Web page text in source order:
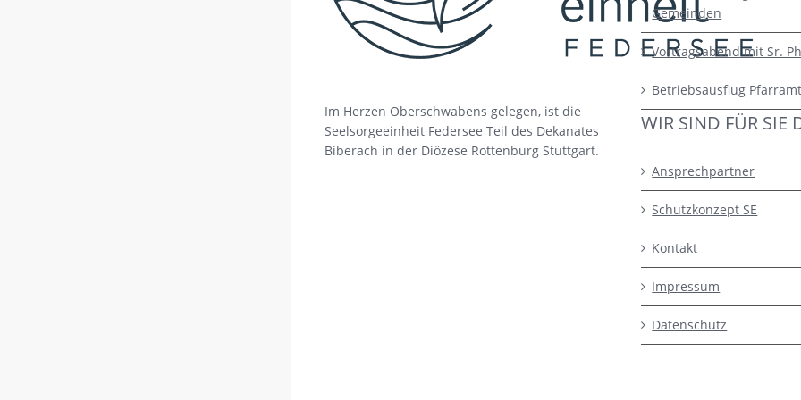
Im Herzen Oberschwabens gelegen, ist die
Seelsorgeeinheit Federsee Teil des Dekanates
Biberach in der Diözese Rottenburg Stuttgart.
Gemeinden
Vortragsabend mit Sr.
Betriebsausflug Pfarramt
WIR SIND FÜR SIE
Ansprechpartner
Schutzkonzept SE
Kontakt
Impressum
Datenschutz